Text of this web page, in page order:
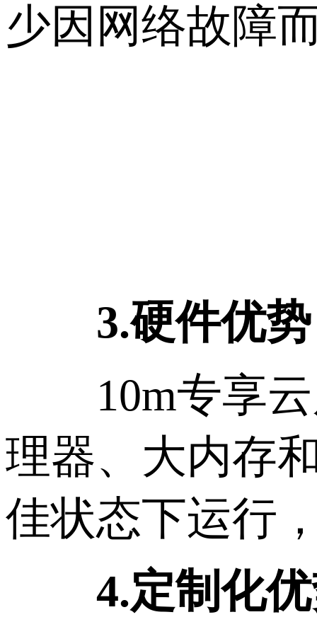
少因网络故障
3.硬件优势
10m专享云
理器、大内存
佳状态下运行
4.定制化优